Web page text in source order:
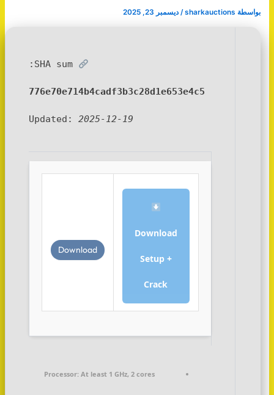
بواسطة sharkauctions
/ديسمبر 23, 2025
SHA sum:
776e70e714b4cadf3b3c28d1e653e4c5
Updated: 2025-12-19
Download
Setup +
Crack
Download
Processor:At least 1 GHz, 2 cores